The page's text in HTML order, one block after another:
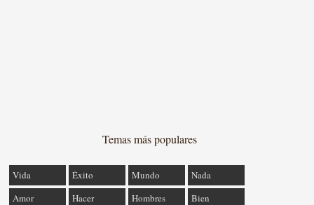
Temas más populares
Vida Éxito Mundo
Nada
Amor
Hacer Hombres
Bien